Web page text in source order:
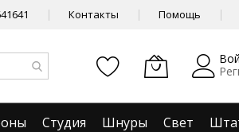
Контакты Помощь
Студия Шнуры Свет